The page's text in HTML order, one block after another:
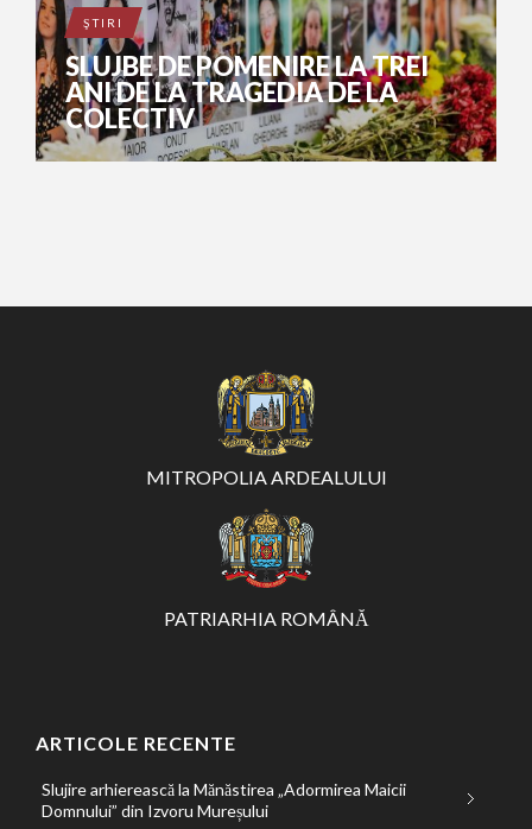
ŞTIRI
SLUJBE DE POMENIRE LA TREI
ANI DE LA TRAGEDIA DE LA
COLECTIV
MITROPOLIA ARDEALULUI
PATRIARHIA ROMÂNĂ
ARTICOLE RECENTE
Slujire arhierească la Mănăstirea „Adormirea Maicii
Domnului” din Izvoru Mureșului